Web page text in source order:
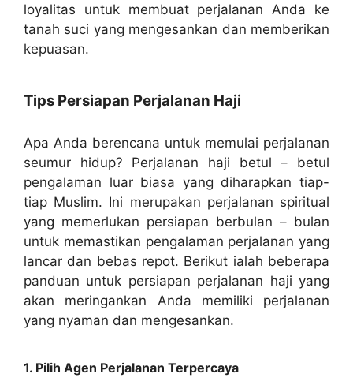
loyalitas untuk membuat perjalanan Anda ke
tanah suci yang mengesankan dan memberikan
kepuasan.
Tips Persiapan Perjalanan Haji
Apa Anda berencana untuk memulai perjalanan
seumur hidup? Perjalanan haji betul – betul
pengalaman luar biasa yang diharapkan tiap-
tiap Muslim. Ini merupakan perjalanan spiritual
yang memerlukan persiapan berbulan – bulan
untuk memastikan pengalaman perjalanan yang
lancar dan bebas repot. Berikut ialah beberapa
panduan untuk persiapan perjalanan haji yang
akan meringankan Anda memiliki perjalanan
yang nyaman dan mengesankan.
1. Pilih Agen Perjalanan Terpercaya